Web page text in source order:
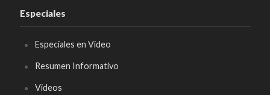
Especiales
Especiales en Video
Resumen Informativo
Videos